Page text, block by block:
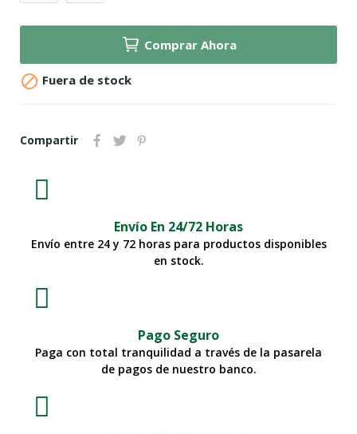
Comprar Ahora
 Fuera de stock
Compartir
Envío En 24/72 Horas
Envío entre 24 y 72 horas para productos disponibles
en stock.
Pago Seguro
Paga con total tranquilidad a través de la pasarela
de pagos de nuestro banco.